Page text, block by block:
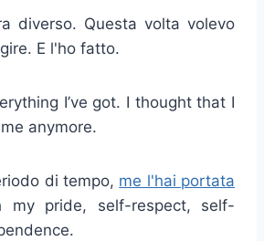
diverso. Questa volta volevo
E l'ho fatto.
I’ve got. I thought that I
anymore.
di tempo, me l'hai portata
my pride, self-respect, self-